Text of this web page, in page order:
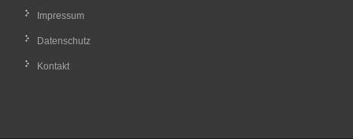
Impressum
Datenschutz
Kontakt